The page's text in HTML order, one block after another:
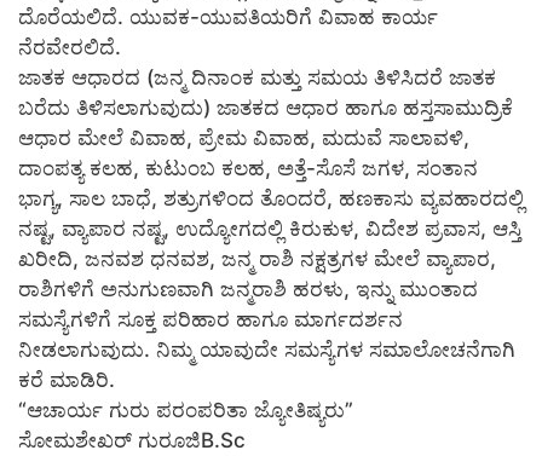
ದೊರೆಯಲಿದೆ. ಯುವಕ-ಯುವತಿಯರಿಗೆ ವಿವಾಹ ಕಾರ್ಯ
ನೆರವೇರಲಿದೆ.
ಜಾತಕ ಆಧಾರದ (ಜನ್ಮ ದಿನಾಂಕ ಮತ್ತು ಸಮಯ ತಿಳಿಸಿದರೆ ಜಾತಕ
ಬರೆದು ತಿಳಿಸಲಾಗುವುದು) ಜಾತಕದ ಆಧಾರ ಹಾಗೂ ಹಸ್ತಸಾಮುದ್ರಿಕೆ
ಆಧಾರ ಮೇಲೆ ವಿವಾಹ, ಪ್ರೇಮ ವಿವಾಹ, ಮದುವೆ ಸಾಲಾವಳಿ,
ದಾಂಪತ್ಯ ಕಲಹ, ಕುಟುಂಬ ಕಲಹ, ಅತ್ತೆ-ಸೊಸೆ ಜಗಳ, ಸಂತಾನ
ಭಾಗ್ಯ, ಸಾಲ ಬಾಧೆ, ಶತ್ರುಗಳಿಂದ ತೊಂದರೆ, ಹಣಕಾಸು ವ್ಯವಹಾರದಲ್ಲಿ
ನಷ್ಟ, ವ್ಯಾಪಾರ ನಷ್ಟ, ಉದ್ಯೋಗದಲ್ಲಿ ಕಿರುಕುಳ, ವಿದೇಶ ಪ್ರವಾಸ, ಆಸ್ತಿ
ಖರೀದಿ, ಜನವಶ ಧನವಶ, ಜನ್ಮ ರಾಶಿ ನಕ್ಷತ್ರಗಳ ಮೇಲೆ ವ್ಯಾಪಾರ,
ರಾಶಿಗಳಿಗೆ ಅನುಗುಣವಾಗಿ ಜನ್ಮರಾಶಿ ಹರಳು, ಇನ್ನು ಮುಂತಾದ
ಸಮಸ್ಯೆಗಳಿಗೆ ಸೂಕ್ತ ಪರಿಹಾರ ಹಾಗೂ ಮಾರ್ಗದರ್ಶನ
ನೀಡಲಾಗುವುದು. ನಿಮ್ಮ ಯಾವುದೇ ಸಮಸ್ಯೆಗಳ ಸಮಾಲೋಚನೆಗಾಗಿ
ಕರೆ ಮಾಡಿರಿ.
“ಆಚಾರ್ಯ ಗುರು ಪರಂಪರಿತಾ ಜ್ಯೋತಿಷ್ಯರು”
ಸೋಮಶೇಖರ್ ಗುರೂಜಿB.Sc